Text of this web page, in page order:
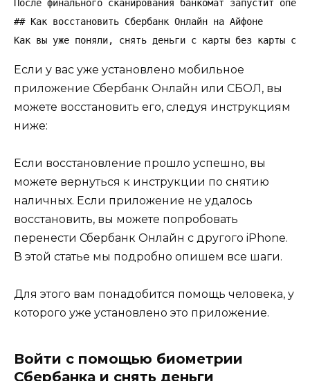
После финального сканирования банкомат запустит
## Как восстановить Сбербанк Онлайн на Айфоне
Как вы уже поняли, снять деньги с карты без карты с
Если у вас уже установлено мобильное
приложение Сбербанк Онлайн или СБОЛ, вы
можете восстановить его, следуя инструкциям
ниже:
Если восстановление прошло успешно, вы
можете вернуться к инструкции по снятию
наличных. Если приложение не удалось
восстановить, вы можете попробовать
перенести Сбербанк Онлайн с другого iPhone.
В этой статье мы подробно опишем все шаги.
Для этого вам понадобится помощь человека, у
которого уже установлено это приложение.
Войти с помощью биометрии
Сбербанка и снять деньги